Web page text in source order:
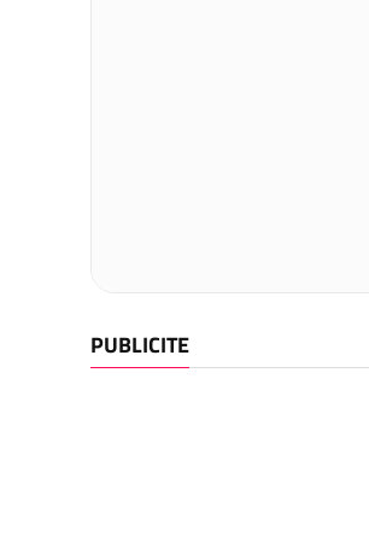
PUBLICITE